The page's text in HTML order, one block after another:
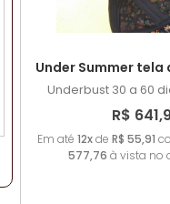
Under Summer
Underbust 30 a 60
R$
Em até 12xde R$ 55,91
577,76 à vista no